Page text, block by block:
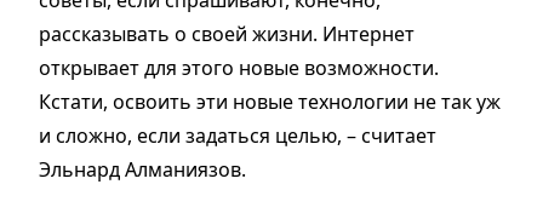
рассказывать о своей жизни. Интернет
открывает для этого новые возможности.
Кстати, освоить эти новые технологии не так уж
и сложно, если задаться целью, – считает
Эльнард Алманиязов.